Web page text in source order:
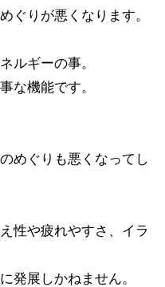
ぐりが悪くなります。
ルギーの事。
な機能です。
めぐりも悪くなってし
性や疲れやすさ、イラ
発展しかねません。